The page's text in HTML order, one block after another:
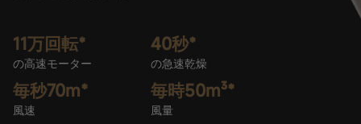
11万回転*
の高速モーター
40秒*
の急速乾燥
毎秒70m*
風速
毎時50m³*
風量